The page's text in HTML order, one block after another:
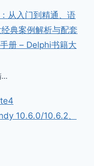
从入门到精通、语
典案例解析与配套
册 – Delphi书籍大
…
10.6.0/10.6.2、